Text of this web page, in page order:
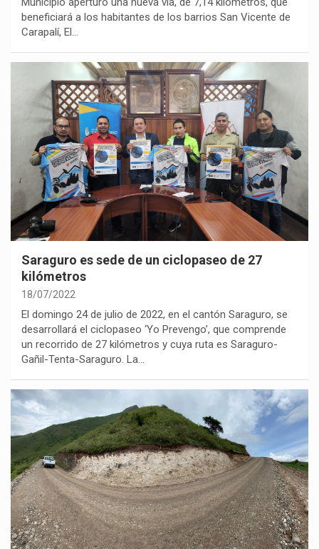
beneficiará a los habitantes de los barrios San Vicente de
Carapalí, El…
Saraguro es sede de un ciclopaseo de 27
kilómetros
18/07/2022
El domingo 24 de julio de 2022, en el cantón Saraguro, se
desarrollará el ciclopaseo ‘Yo Prevengo’, que comprende
un recorrido de 27 kilómetros y cuya ruta es Saraguro-
Gañil-Tenta-Saraguro. La…